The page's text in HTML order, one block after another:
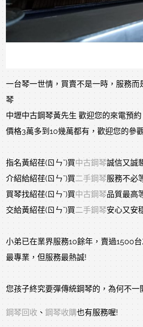
一台琴一世情，買賣不是一時，服務而
琴
中壢中古鋼琴黃先生 歡迎您的來電預
價格3萬多到10幾萬都有，歡迎您的參
指名黃紹荏(ㄖㄣˇ)買中古鋼琴誠信又誠
介紹給紹荏(ㄖㄣˇ)買二手鋼琴服務不必
買琴找紹荏(ㄖㄣˇ)買中古鋼琴品質最高
交給黃紹荏(ㄖㄣˇ)買二手鋼琴安心又安
小弟已在業界服務10餘年，賣過1500
最專業，但服務最熱誠!
您孩子終究要彈傳統鋼琴的，為何不一
鋼琴回收 、 鋼琴收購也有服務喔!